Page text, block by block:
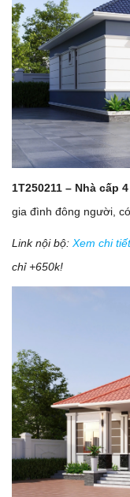
1T250211 – Nhà cấp
gia đình đông người,
Link nội bộ: Xem chi
chỉ +650k!